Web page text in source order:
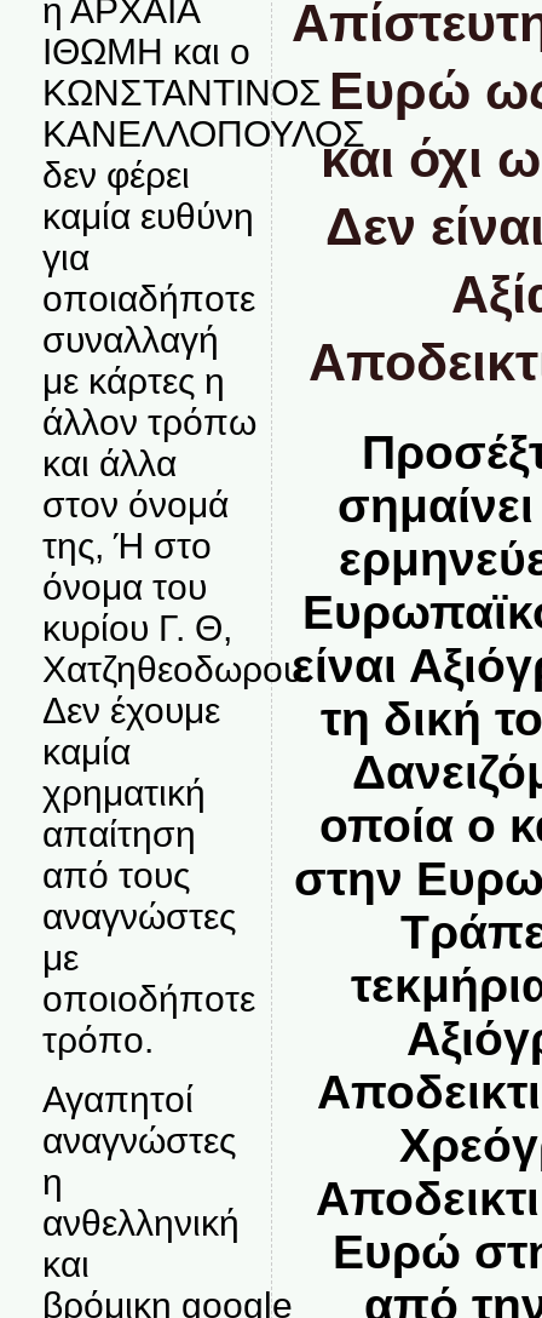
η ΑΡΧΑΙΑ
ΙΘΩΜΗ και ο
ΚΩΝΣΤΑΝΤΙΝΟΣ
ΚΑΝΕΛΛΟΠΟΥΛΟΣ
δεν φέρει
καμία ευθύνη
για
οποιαδήποτε
συναλλαγή
με κάρτες η
άλλον τρόπω
και άλλα
στον όνομά
της, Ή στο
όνομα του
κυρίου Γ. Θ,
Χατζηθεοδωρου.
Δεν έχουμε
καμία
χρηματική
απαίτηση
από τους
αναγνώστες
με
οποιοδήποτε
τρόπο.
Αγαπητοί
αναγνώστες
η
ανθελληνική
και
βρόμικη google
Ευρώ
και όχι
Δεν
είναι
τη δική
οποία ο
στην
Ευρώ
από